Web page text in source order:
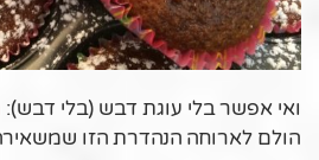
ואי אפשר בלי עוגת דבש (בלי דבש):
הולם לארוחה הנהדרת הזו